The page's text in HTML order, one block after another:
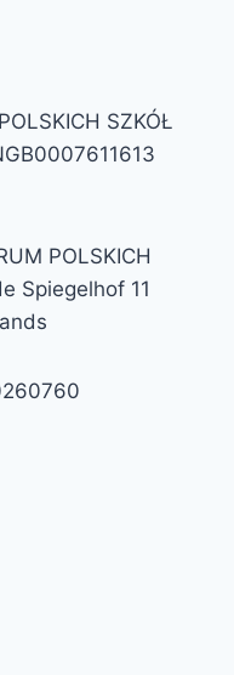
SZKÓŁ
POLSKICH
Spiegelhof 11